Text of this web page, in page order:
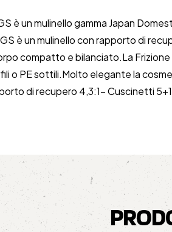
è un mulinello gamma Japan
è un mulinello con rapporto di
compatto e bilanciato.La
fili o PE sottili.Molto elegante la
di recupero 4,3:1- Cuscinetti